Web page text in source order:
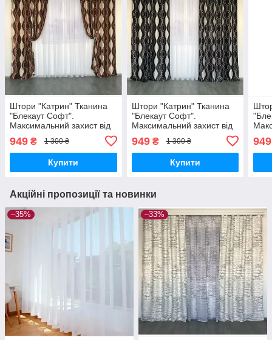
Штори "Катрин" Тканина
"Блекаут Софт".
Максимальний захист від
949 ₴ 1 300 ₴
Купити
Штори "Катрин" Тканина
"Блекаут Софт".
Максимальний захист від
949₴ 1 300 ₴
Купити
949
Акційні пропозиції та новинки
–35% –33%